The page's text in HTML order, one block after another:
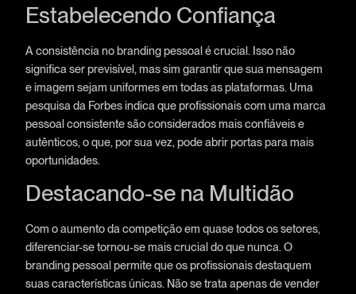
Estabelecendo Confiança
A consistência no branding pessoal é crucial. Isso não
significa ser previsível, mas sim garantir que sua mensagem
e imagem sejam uniformes em todas as plataformas. Uma
pesquisa da Forbes indica que profissionais com uma marca
pessoal consistente são considerados mais confiáveis e
autênticos, o que, por sua vez, pode abrir portas para mais
oportunidades.
Destacando-se na Multidão
Com o aumento da competição em quase todos os setores,
diferenciar-se tornou-se mais crucial do que nunca. O
branding pessoal permite que os profissionais destaquem
suas características únicas. Não se trata apenas de vender